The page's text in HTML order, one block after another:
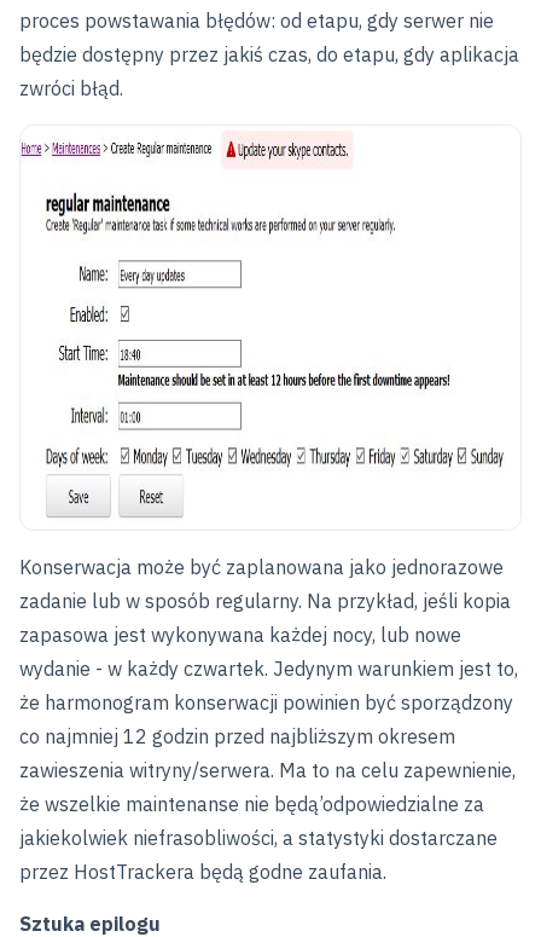
proces powstawania błędów: od etapu, gdy serwer nie
będzie dostępny przez jakiś czas, do etapu, gdy aplikacja
zwróci błąd.
Konserwacja może być zaplanowana jako jednorazowe
zadanie lub w sposób regularny. Na przykład, jeśli kopia
zapasowa jest wykonywana każdej nocy, lub nowe
wydanie - w każdy czwartek. Jedynym warunkiem jest to,
że harmonogram konserwacji powinien być sporządzony
co najmniej 12 godzin przed najbliższym okresem
zawieszenia witryny/serwera. Ma to na celu zapewnienie,
że wszelkie maintenanse nie będą’odpowiedzialne za
jakiekolwiek niefrasobliwości, a statystyki dostarczane
przez HostTrackera będą godne zaufania.
Sztuka epilogu